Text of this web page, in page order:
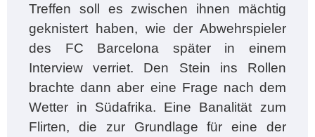
Treffen soll es zwischen ihnen mächtig
geknistert haben, wie der Abwehrspieler
des FC Barcelona später in einem
Interview verriet. Den Stein ins Rollen
brachte dann aber eine Frage nach dem
Wetter in Südafrika. Eine Banalität zum
Flirten, die zur Grundlage für eine der